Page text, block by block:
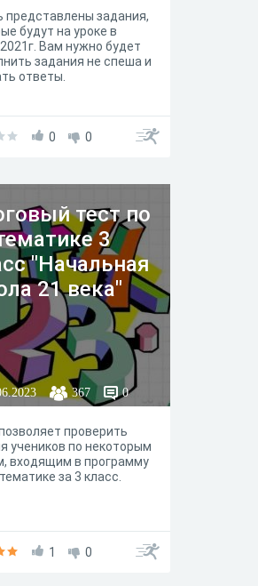
представлены задания,
будут на уроке в
Вам нужно будет
задания не спеша и
ответы.
0 0
тест по
3
"Начальная
21 века"
367 0
проверить
учеников по некоторым
входящим в программу
за 3 класс.
1 0